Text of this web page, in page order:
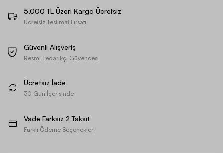
5.000 TL Üzeri Kargo Ücretsiz
Ücretsiz Teslimat Fırsatı
Güvenli Alışveriş
Resmi Tedarikçi Güvencesi
Ücretsiz İade
30 Gün İçerisinde
Vade Farksız 2 Taksit
Farklı Ödeme Seçenekleri